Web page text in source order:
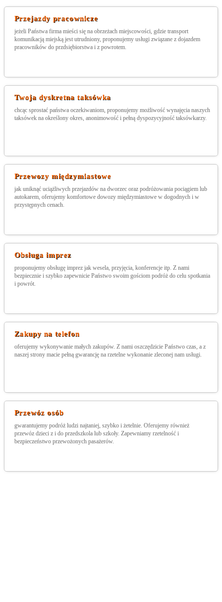
Przejazdy pracownicze
jeżeli Państwa firma mieści się na obrzeżach miejscowości, gdzie transport
komunikacją miejską jest utrudniony, proponujemy usługi związane z dojazdem
pracowników do przdsiębiorstwa i z powrotem.
Twoja dyskretna taksówka
chcąc sprostać państwa oczekiwaniom, proponujemy możliwość wynajęcia naszych
taksówek na określony okres, anonimowość i pełną dyspozycyjność taksówkarzy.
Przewozy międzymiastowe
jak uniknąć uciążliwych przejazdów na dworzec oraz podróżowania pociągiem lub
autokarem, oferujemy komfortowe dowozy międzymiastowe w dogodnych i w
przystępnych cenach.
Obsługa imprez
proponujemy obsługę imprez jak wesela, przyjęcia, konferencje itp. Z nami
bezpiecznie i szybko zapewnicie Państwo swoim gościom podróż do celu spotkania
i powrót.
Zakupy na telefon
oferujemy wykonywanie małych zakupów. Z nami oszczędzicie Państwo czas, a z
naszej strony macie pełną gwarancję na rzetelne wykonanie zleconej nam usługi.
Przewóz osób
gwarantujemy podróż ludzi najtaniej, szybko i żetelnie. Oferujemy również
przewóz dzieci z i do przedszkola lub szkoły. Zapewniamy rzetelność i
bezpieczeństwo przewożonych pasażerów.